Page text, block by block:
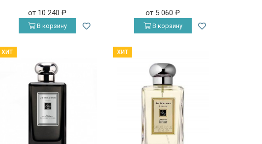
от 10 240₽
В корзину
от 5 060₽
В корзину
ХИТ ХИТ